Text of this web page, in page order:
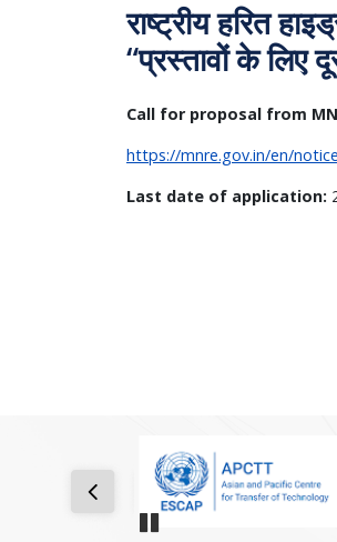
राष्ट्रीय हरित
“प्रस्तावों के लिए
Call for proposal from
https://mnre.gov.in/en/
Last date of application: